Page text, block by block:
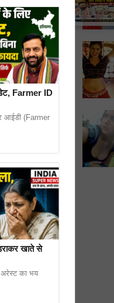
गए हैं।
Farmer ID
आईडी (Farmer
खाते से
अरेस्ट का भय